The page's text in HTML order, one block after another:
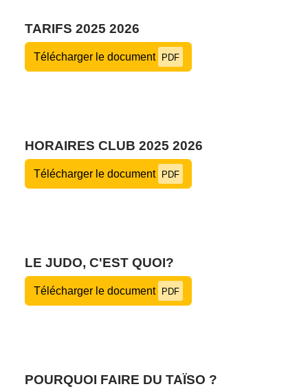
TARIFS 2025 2026
Télécharger le document PDF
HORAIRES CLUB 2025 2026
Télécharger le document PDF
LE JUDO, C'EST QUOI?
Télécharger le document PDF
POURQUOI FAIRE DU TAÏSO ?